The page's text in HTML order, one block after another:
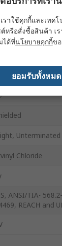
Cable
Unterminated
Chloride
ANSI/TIA-
REACH and
ราใช้คุกกี้และเท
หรือสั่งซื้อสินค้า เ
ได้ที่นโยบายคุกกี้ขอ
ยอมรับทั้งหมด